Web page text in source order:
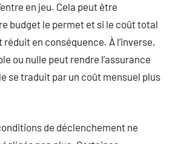
en jeu. Cela peut être
budget le permet et si le coût total
réduit en conséquence. À l’inverse,
ou nulle peut rendre l’assurance
se traduit par un coût mensuel plus
de déclenchement ne